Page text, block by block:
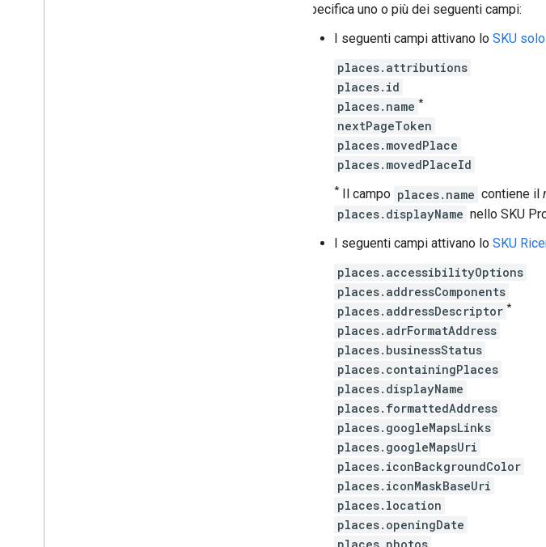
Specifica uno o più dei seguenti campi:
I seguenti campi attivano lo SKU
places.attributions
places.id
places.name *
nextPageToken
places.movedPlace
places.movedPlaceId
* Il campo places.name contiene il
places.displayName nello SKU
I seguenti campi attivano lo SKU
places.accessibilityOptions
places.addressComponents
places.addressDescriptor *
places.adrFormatAddress
places.businessStatus
places.containingPlaces
places.displayName
places.formattedAddress
places.googleMapsLinks
places.googleMapsUri
places.iconBackgroundColor
places.iconMaskBaseUri
places.location
places.openingDate